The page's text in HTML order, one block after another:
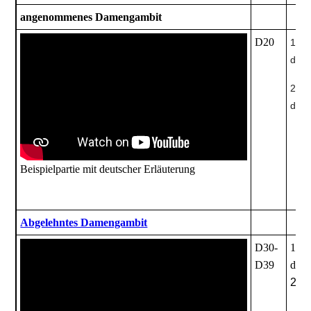
angenommenes Damengambit
Beispielpartiemit deutscher Erläuterung
D20
1.
d5
2.
Abgelehntes Damengambit
D30-
D39
1.
d5
2.